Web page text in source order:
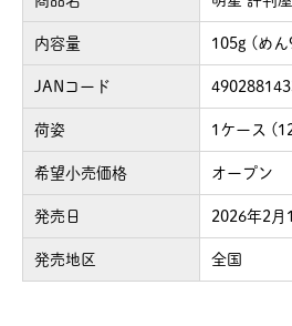
内容量 105g (めん
JANコード
荷姿 1ケース
希望小売価格 オープン
発売日 2026年2月
発売地区 全国